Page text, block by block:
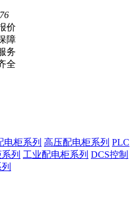
价
障
务
全
电柜系列 高压配电柜系列 PLC
列 工业配电柜系列 DCS控制